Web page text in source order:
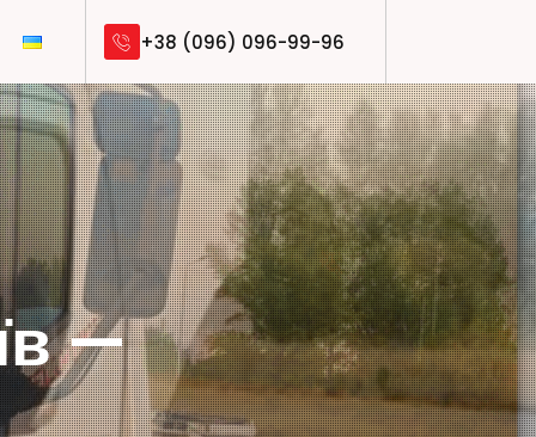
+38 (096) 096-99-96
—